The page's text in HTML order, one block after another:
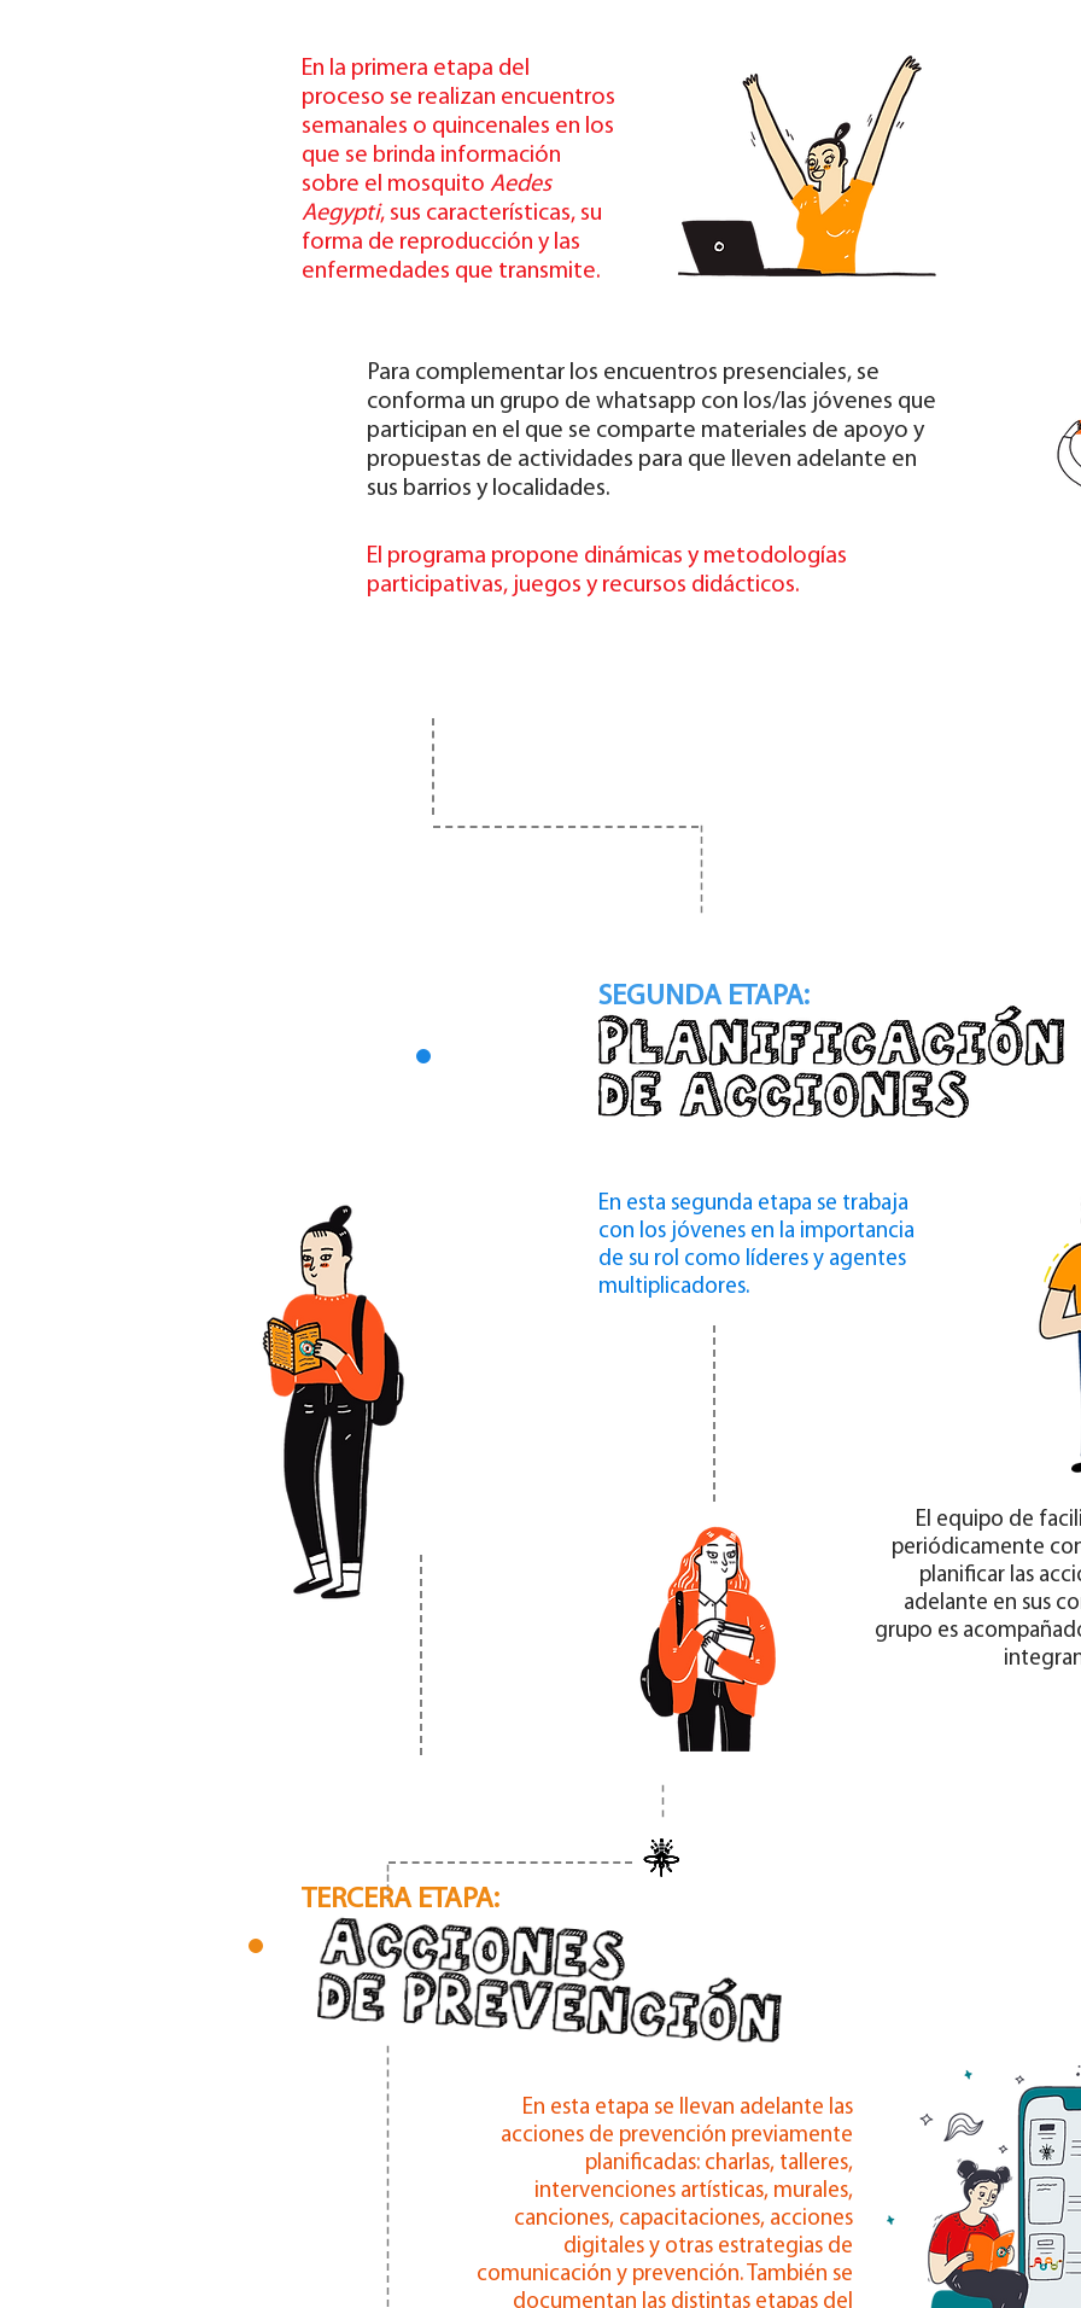
En la primera etapa del
proceso se realizan encuentros
semanales o quincenales en los
que se brinda información
sobre el mosquito Aedes
Aegypti, sus características, su
forma de reproducción y las
enfermedades que transmite.
Para complementar los encuentros presenciales, se
conforma un grupo de whatsapp con los/las jóvenes que
participan en el que se comparte materiales de apoyo y
propuestas de actividades para que lleven adelante en
sus barrios y localidades.
El programa propone dinámicas y metodologías
participativas, juegos y recursos didácticos.
En esta segunda etapa se trabaja
con los jóvenes en la importancia
de su rol como líderes y agentes
multiplicadores.
El equipo de
periódicamente
planificar las
adelante en sus
grupo es
SEGUNDA ETAPA:
TERCERA ETAPA:
En esta etapa se llevan adelante las
acciones de prevención previamente
planificadas: charlas, talleres,
intervenciones artísticas, murales,
canciones, capacitaciones, acciones
digitales y otras estrategias de
comunicación y prevención. También se
documentan las distintas etapas del